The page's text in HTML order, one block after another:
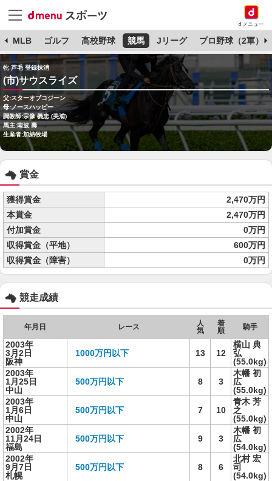
dメニュー
MLB ゴルフ 高校野球 競馬 Jリーグ プロ野球（2軍）
牝 芦毛 登録抹消
(市)サウスライズ
父:スターオブコジーン
母:ノースハッピー
調教師:宗像 義忠 (美浦)
馬主:南波 壽
生産者:加納牧場
賞金
獲得賞金
2,470万円
本賞金
2,470万円
付加賞金
0万円
収得賞金（平地）
600万円
収得賞金（障害）
0万円
競走成績
年月日 レース
人
気
着
順
騎手
2003年
3月2日
阪神
1000万円以下 13 12
横山 典
弘
(55.0kg)
2003年
1月25日
中山
500万円以下 8 3
木幡 初
広
(55.0kg)
2003年
1月6日
中山
500万円以下 7 10
青木 芳
之
(55.0kg)
2002年
11月24日
福島
500万円以下 9 3
木幡 初
広
(54.0kg)
2002年
9月7日
札幌
500万円以下 8 6
北村 宏
司
(54.0kg)